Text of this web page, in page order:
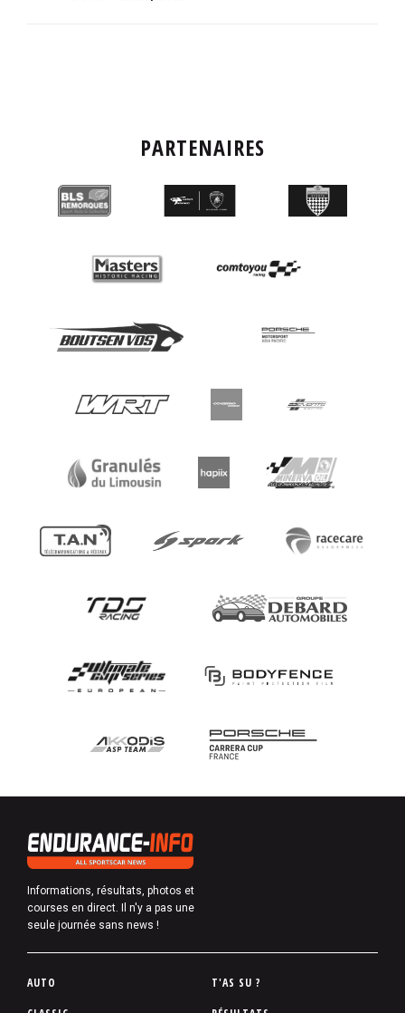
PARTENAIRES
Informations, résultats, photos et
courses en direct. Il n'y a pas une
seule journée sans news !
P
AUTO
T'AS SU ?